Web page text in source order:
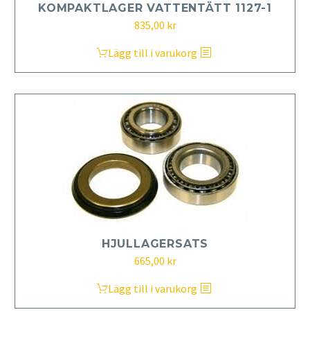
KOMPAKTLAGER VATTENTÄTT 1127-1
835,00 kr
Lägg till i varukorg
HJULLAGERSATS
665,00 kr
Lägg till i varukorg